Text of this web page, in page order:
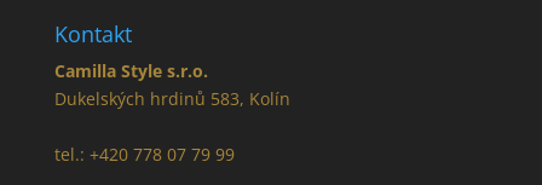
Kontakt
Camilla Style s.r.o.
Dukelských hrdinů 583, Kolín
tel.: +420 778 07 79 99